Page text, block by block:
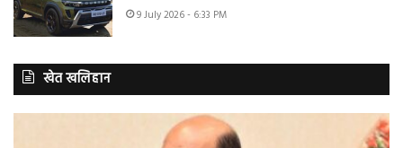
9 July 2026 - 6:33 PM
खेत खलिहान